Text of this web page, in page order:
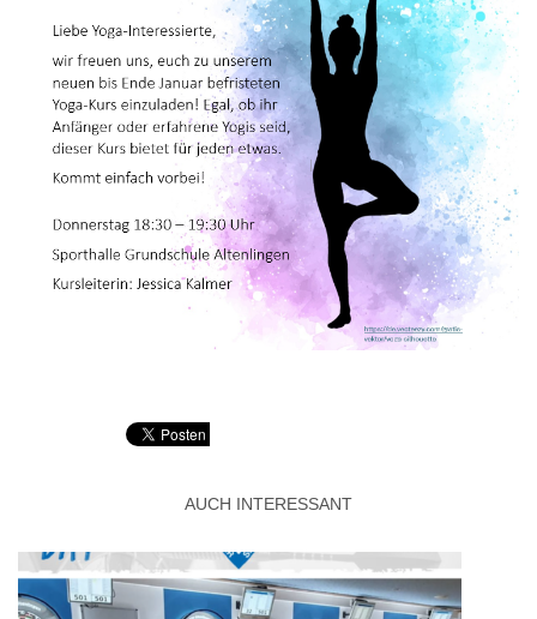
AUCH INTERESSANT